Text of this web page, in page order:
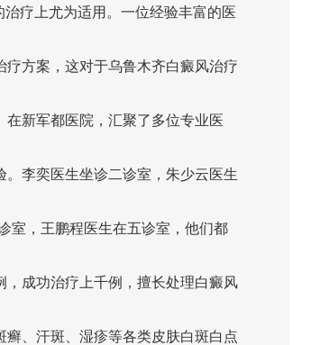
疗上尤为适用。一位经验丰富的医
方案，这对于乌鲁木齐白癜风治疗
新军都医院，汇聚了多位专业医
李奕医生坐诊二诊室，朱少云医生
室，王鹏程医生在五诊室，他们都
成功治疗上千例，擅长处理白癜风
癣、汗斑、湿疹等各类皮肤白斑白点